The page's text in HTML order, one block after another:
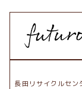
長田リサイクルセン